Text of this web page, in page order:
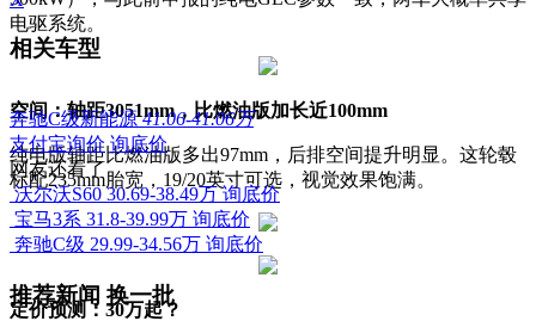
电驱系统。
空间：轴距3051mm，比燃油版加长近100mm
纯电版轴距比燃油版多出97mm，后排空间提升明显。这轮毂
标配235mm胎宽，19/20英寸可选，视觉效果饱满。
定价预测：30万起？
相关车型
奔驰C级新能源 41.06-41.06万
支付宝询价 询底价
网友还看了
沃尔沃S60 30.69-38.49万 询底价
宝马3系 31.8-39.99万 询底价
奔驰C级 29.99-34.56万 询底价
推荐新闻 换一批